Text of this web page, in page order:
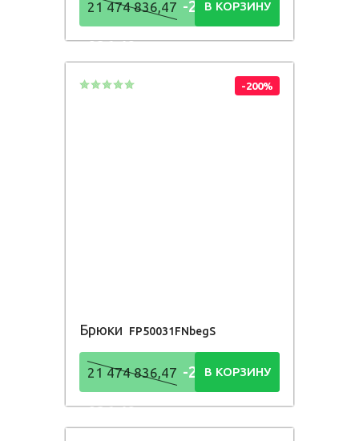
21 474 836,47 -21 474
836,48Р
В КОРЗИНУ
-200%
Брюки FP50031FNbegS
21 474 836,47 -21 474
836,48Р
В КОРЗИНУ